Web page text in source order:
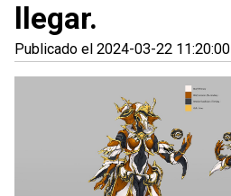
llegar.
Publicado el 2024-03-22 11:20:00